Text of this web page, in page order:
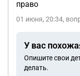
право
01 июня, 20:34,
У вас
Опишите свои
делать.